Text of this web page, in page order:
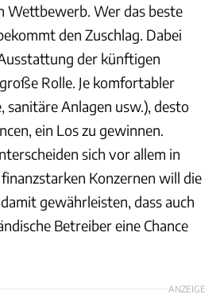
Wettbewerb. Wer das beste
den Zuschlag. Dabei
der künftigen
Rolle. Je komfortabler
sanitäre Anlagen usw.), desto
ein Los zu gewinnen.
sich vor allem in
Konzernen will die
gewährleisten, dass auch
Betreiber eine Chance
ANZEIGE